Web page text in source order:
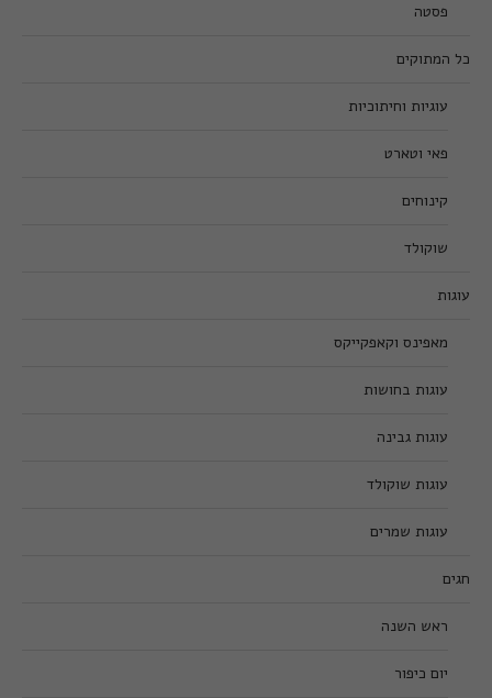
פסטה
כל המתוקים
עוגיות וחיתוכיות
פאי וטארט
קינוחים
שוקולד
עוגות
מאפינס וקאפקייקס
עוגות בחושות
עוגות גבינה
עוגות שוקולד
עוגות שמרים
חגים
ראש השנה
יום כיפור